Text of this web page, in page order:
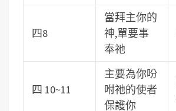
四8
當拜主你的
神,單要事
奉祂
四 10~11
主要為你吩
咐祂的使者
保護你